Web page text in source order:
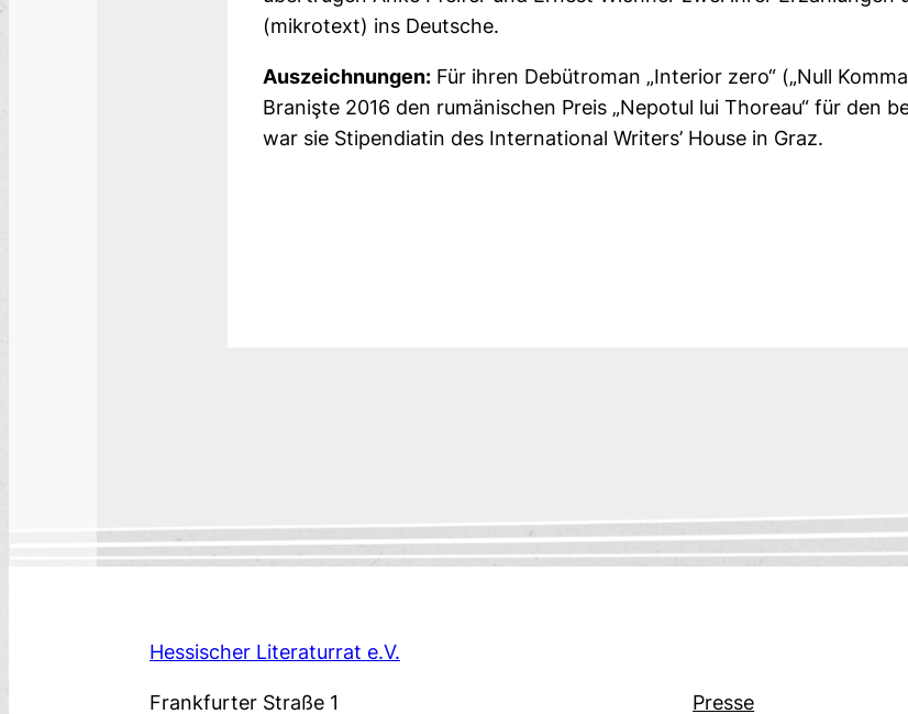
(mikrotext) ins Deutsche.
Auszeichnungen: Für ihren Debütroman „Interior zero“ („Null
Branişte 2016 den rumänischen Preis „Nepotul lui Thoreau“ für den
war sie Stipendiatin des International Writers’ House in Graz.
Hessischer Literaturrat e.V.
Frankfurter Straße 1 Presse